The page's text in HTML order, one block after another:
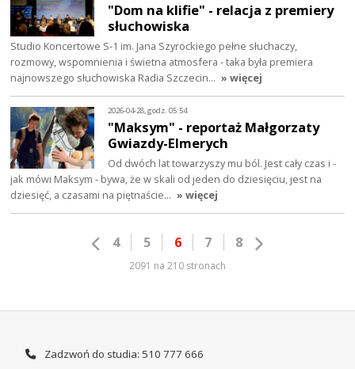
"Dom na klifie" - relacja z premiery
słuchowiska
Studio Koncertowe S-1 im. Jana Szyrockiego pełne słuchaczy,
rozmowy, wspomnienia i świetna atmosfera - taka była premiera
najnowszego słuchowiska Radia Szczecin… » więcej
2026-04-28, godz. 05:54
"Maksym" - reportaż Małgorzaty
Gwiazdy-Elmerych
Od dwóch lat towarzyszy mu ból. Jest cały czas i -
jak mówi Maksym - bywa, że w skali od jeden do dziesięciu, jest na
dziesięć, a czasami na piętnaście… » więcej
4 5 6 7 8
2091 na 210 stronach
Zadzwoń do studia: 510 777 666